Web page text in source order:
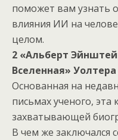
поможет вам узнать
влияния ИИ на
целом.
2 «Альберт
Вселенная»
Основанная на
письмах ученого, эта
захватывающей
В чем же заключался